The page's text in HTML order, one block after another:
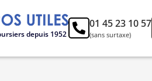
depuis 1952
01 45 23 10 57
(sans surtaxe)